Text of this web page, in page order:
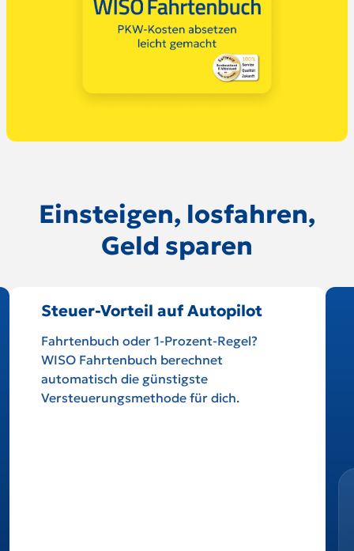
Einsteigen, losfahren,
Geld sparen
Steuer-Vorteil auf Autopilot
Fahrtenbuch oder 1-Prozent-Regel?
WISO Fahrtenbuch berechnet
automatisch die günstigste
Versteuerungsmethode für dich.